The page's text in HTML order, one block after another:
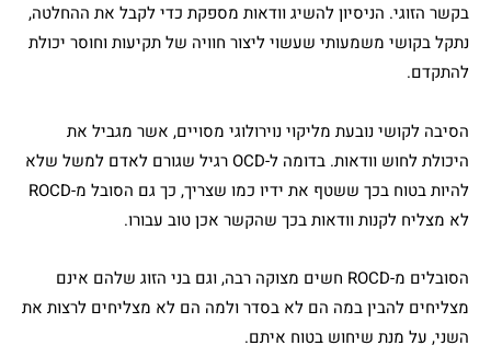
בקשר הזוגי. הניסיון להשיג וודאות מספקת כדי לקבל את ההחלטה,
נתקל בקושי משמעותי שעשוי ליצור חוויה של תקיעות וחוסר יכולת
להתקדם.
הסיבה לקושי נובעת מליקוי נוירולוגי מסויים, אשר מגביל את
היכולת לחוש וודאות. בדומה ל-OCD רגיל שגורם לאדם למשל שלא
להיות בטוח בכך ששטף את ידיו כמו שצריך, כך גם הסובל מ-ROCD
לא מצליח לקנות וודאות בכך שהקשר אכן טוב עבורו.
הסובלים מ-ROCD חשים מצוקה רבה, וגם בני הזוג שלהם אינם
מצליחים להבין במה הם לא בסדר ולמה הם לא מצליחים לרצות את
השני, על מנת שיחוש בטוח איתם.